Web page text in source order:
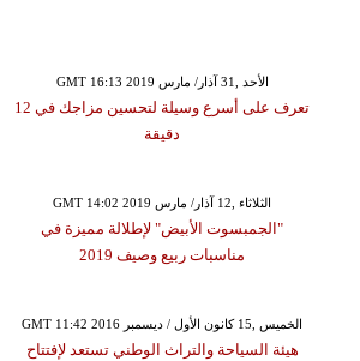
GMT 16:13 2019 الأحد ,31 آذار/ مارس
تعرف على أسرع وسيلة لتحسين مزاجك في 12
دقيقة
GMT 14:02 2019 الثلاثاء ,12 آذار/ مارس
"الجمبسوت الأبيض" لإطلالة مميزة في
مناسبات ربيع وصيف 2019
GMT 11:42 2016 الخميس ,15 كانون الأول / ديسمبر
هيئة السياحة والتراث الوطني تستعد لإفتتاح